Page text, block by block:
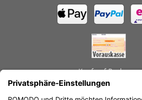
Kauf auf Rechnung